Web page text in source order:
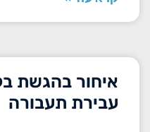
איחור בהגשת
עבירת תעבורה